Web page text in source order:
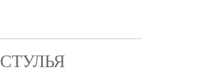
СТУЛЬЯ